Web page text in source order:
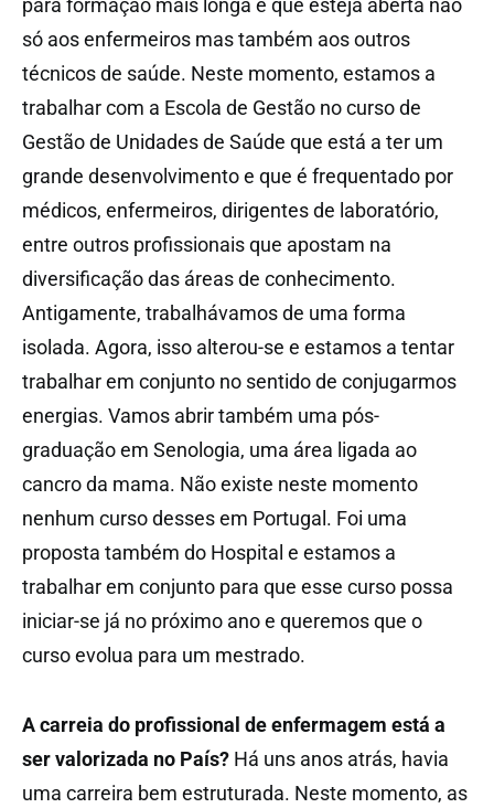
para formação mais longa e que esteja aberta não
só aos enfermeiros mas também aos outros
técnicos de saúde. Neste momento, estamos a
trabalhar com a Escola de Gestão no curso de
Gestão de Unidades de Saúde que está a ter um
grande desenvolvimento e que é frequentado por
médicos, enfermeiros, dirigentes de laboratório,
entre outros profissionais que apostam na
diversificação das áreas de conhecimento.
Antigamente, trabalhávamos de uma forma
isolada. Agora, isso alterou-se e estamos a tentar
trabalhar em conjunto no sentido de conjugarmos
energias. Vamos abrir também uma pós-
graduação em Senologia, uma área ligada ao
cancro da mama. Não existe neste momento
nenhum curso desses em Portugal. Foi uma
proposta também do Hospital e estamos a
trabalhar em conjunto para que esse curso possa
iniciar-se já no próximo ano e queremos que o
curso evolua para um mestrado.
A carreia do profissional de enfermagem está a
ser valorizada no País? Há uns anos atrás, havia
uma carreira bem estruturada. Neste momento, as